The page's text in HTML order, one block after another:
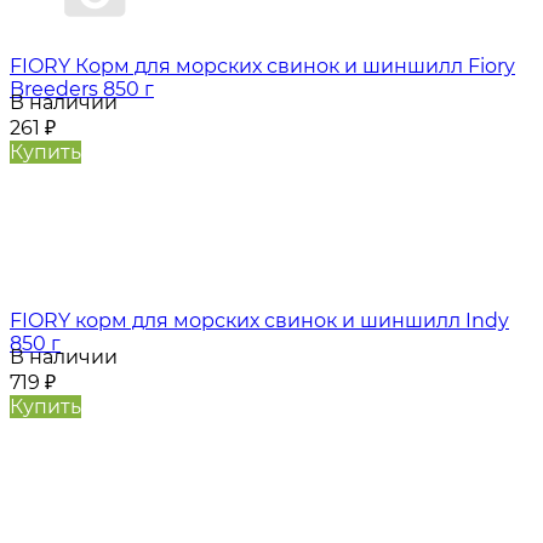
FIORY Корм для морских свинок и шиншилл Fiory
Breeders 850 г
В наличии
261 ₽
Купить
FIORY корм для морских свинок и шиншилл Indy
850 г
В наличии
719 ₽
Купить